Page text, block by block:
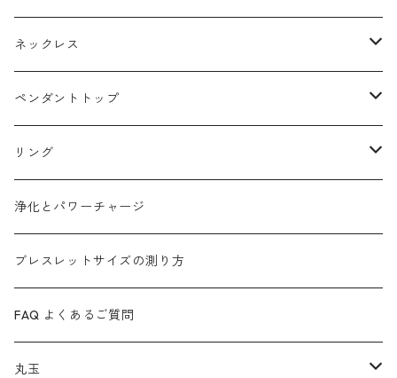
FAQ
浄化とパワーチャージ
アゼツライト
ローズクォーツ
タイガーアイ
ガーデンクォーツ
カイヤナイト
ガーネット
ルチルクォーツ
ネックレス
マラカイト
アメジスト
ラピスラズリ
(ヒマラヤ)水晶
ルチルクォーツ
ガーデンクォーツ
ペンダントトップ
カイヤナイト
マラカイト
ルビーインゾイサイト
ローズクォーツ
スギライト
リング
ターコイズ
ムーンストーン
インカローズ
ラブラドライト
浄化とパワーチャージ
ブレスレットサイズの測り方
FAQ よくあるご質問
丸玉